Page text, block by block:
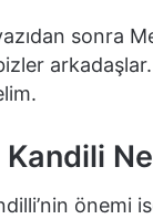
sonra
önemi